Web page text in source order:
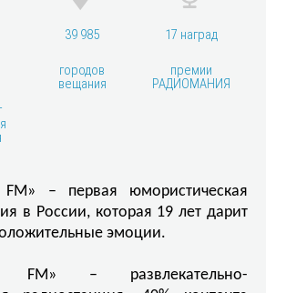
39 985
городов
вещания
17 наград
премии
РАДИОМАНИЯ
– первая юмористическая
в России, которая 19 лет дарит
эмоции.
FM» – развлекательно-